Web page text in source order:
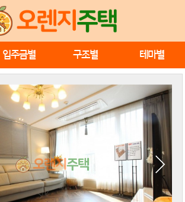
입주금별 구조별 테마별